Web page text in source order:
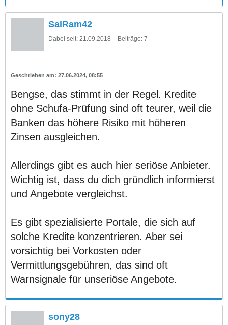
SalRam42
Dabei seit: 21.09.2018 Beiträge: 7
27.06.2024, 08:55
Bengse, das stimmt in der Regel. Kredite
ohne Schufa-Prüfung sind oft teurer, weil die
Banken das höhere Risiko mit höheren
Zinsen ausgleichen.
Allerdings gibt es auch hier seriöse Anbieter.
Wichtig ist, dass du dich gründlich informierst
und Angebote vergleichst.
Es gibt spezialisierte Portale, die sich auf
solche Kredite konzentrieren. Aber sei
vorsichtig bei Vorkosten oder
Vermittlungsgebühren, das sind oft
Warnsignale für unseriöse Angebote.
sony28